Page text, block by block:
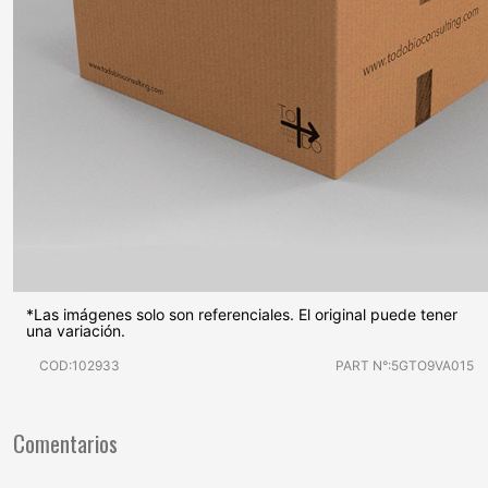
*Las imágenes solo son referenciales. El original puede tener
una variación.
COD:102933 PART N°:5GTO9VA015
Comentarios